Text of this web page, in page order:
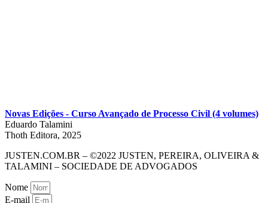
Novas Edições - Curso Avançado de Processo Civil (4 volumes)
Eduardo Talamini
Thoth Editora, 2025
JUSTEN.COM.BR – ©2022 JUSTEN, PEREIRA, OLIVEIRA &
TALAMINI – SOCIEDADE DE ADVOGADOS
Nome
E-mail